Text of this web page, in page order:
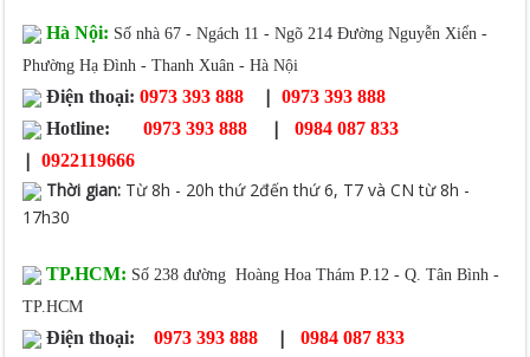
Hà Nội: Số nhà 67 - Ngách 11 - Ngõ 214 Đường Nguyễn Xiển -
Phường Hạ Đình - Thanh Xuân - Hà Nội
Điện thoại: 0973 393 888 |
0973 393 888
Hotline:
0973 393 888 | 0984 087 833
| 0922119666
Thời gian: Từ 8h - 20h thứ 2đến thứ 6, T7 và CN từ 8h -
17h30
TP.HCM: Số 238 đường Hoàng Hoa Thám P.12 - Q. Tân Bình -
TP.HCM
Điện thoại: 0973 393 888 |
0984 087 833